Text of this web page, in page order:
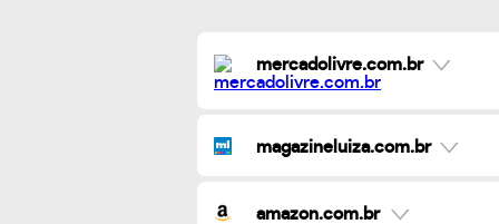
mercadolivre.com.br
magazineluiza.com.br
amazon.com.br